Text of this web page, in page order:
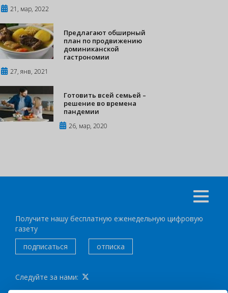
21, мар, 2022
Предлагают обширный
план по продвижению
доминиканской
гастрономии
27, янв, 2021
Готовить всей семьей –
решение во времена
пандемии
26, мар, 2020
Получите нашу бесплатную еженедельную цифровую
газету
подписаться
отписка
Следуйте за нами: